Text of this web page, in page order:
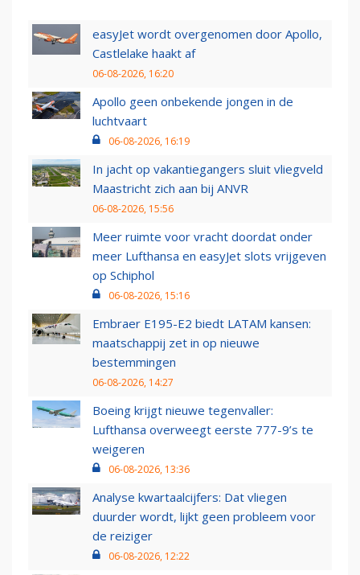
easyJet wordt overgenomen door Apollo,
Castlelake haakt af
06-08-2026, 16:20
Apollo geen onbekende jongen in de
luchtvaart
06-08-2026, 16:19
In jacht op vakantiegangers sluit vliegveld
Maastricht zich aan bij ANVR
06-08-2026, 15:56
Meer ruimte voor vracht doordat onder
meer Lufthansa en easyJet slots vrijgeven
op Schiphol
06-08-2026, 15:16
Embraer E195-E2 biedt LATAM kansen:
maatschappij zet in op nieuwe
bestemmingen
06-08-2026, 14:27
Boeing krijgt nieuwe tegenvaller:
Lufthansa overweegt eerste 777-9’s te
weigeren
06-08-2026, 13:36
Analyse kwartaalcijfers: Dat vliegen
duurder wordt, lijkt geen probleem voor
de reiziger
06-08-2026, 12:22